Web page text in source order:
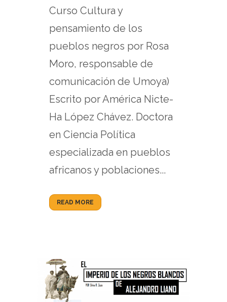
Curso Cultura y
pensamiento de los
pueblos negros por Rosa
Moro, responsable de
comunicación de Umoya)
Escrito por América Nicte-
Ha López Chávez. Doctora
en Ciencia Política
especializada en pueblos
africanos y poblaciones...
READ MORE